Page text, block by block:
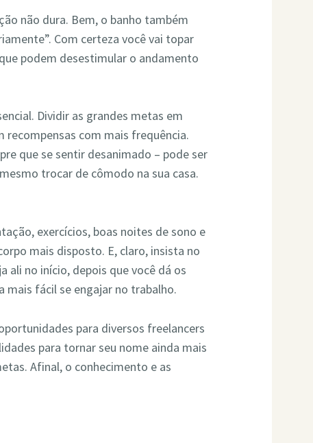
não dura. Bem, o banho também
Com certeza você vai topar
podem desestimular o andamento
Dividir as grandes metas em
recompensas com mais frequência.
que se sentir desanimado – pode ser
trocar de cômodo na sua casa.
exercícios, boas noites de sono e
mais disposto. E, claro, insista no
ali no início, depois que você dá os
mais fácil se engajar no trabalho.
para diversos freelancers
para tornar seu nome ainda mais
Afinal, o conhecimento e as